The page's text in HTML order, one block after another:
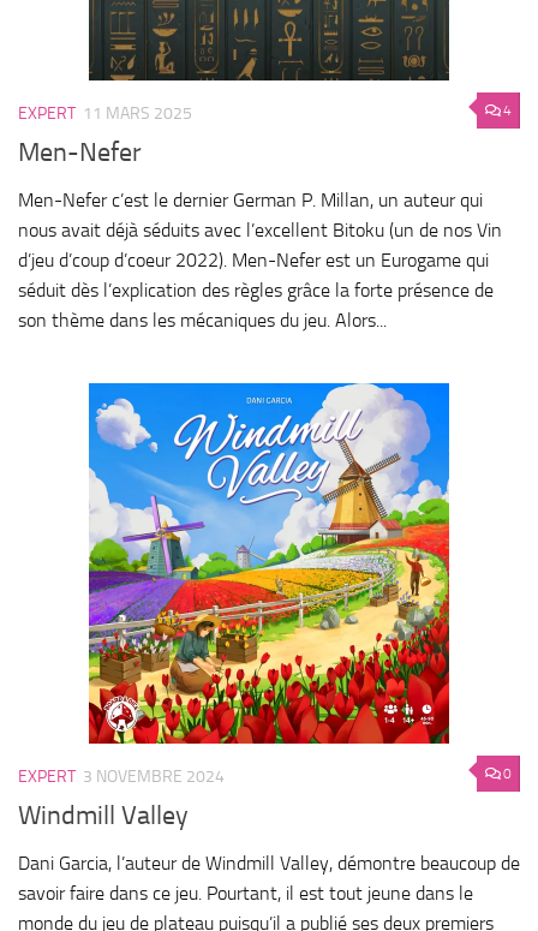
4
EXPERT 11 MARS 2025
Men-Nefer
Men-Nefer c’est le dernier German P. Millan, un auteur qui
nous avait déjà séduits avec l’excellent Bitoku (un de nos Vin
d’jeu d’coup d’coeur 2022). Men-Nefer est un Eurogame qui
séduit dès l’explication des règles grâce la forte présence de
son thème dans les mécaniques du jeu. Alors...
0
EXPERT 3 NOVEMBRE 2024
Windmill Valley
Dani Garcia, l’auteur de Windmill Valley, démontre beaucoup de
savoir faire dans ce jeu. Pourtant, il est tout jeune dans le
monde du jeu de plateau puisqu’il a publié ses deux premiers